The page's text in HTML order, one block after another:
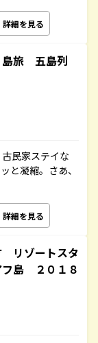
詳細を見る
旅 五島列
民家ステイな
と凝縮。さあ、
詳細を見る
リゾートスタ
島 ２０１８